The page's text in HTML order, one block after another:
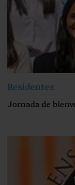
Residentes
Jornada de